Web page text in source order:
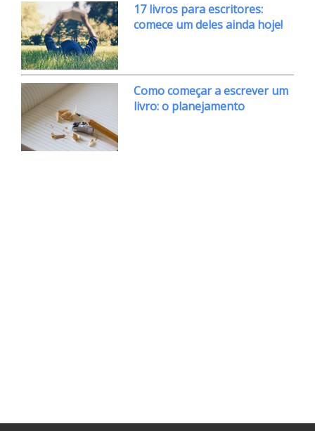
17 livros para escritores:
comece um deles ainda hoje!
Como começar a escrever um
livro: o planejamento